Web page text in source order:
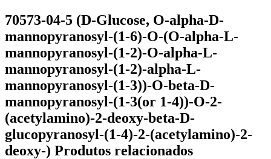
70573-04-5 (D-Glucose, O-alpha-D-
mannopyranosyl-(1-6)-O-(O-alpha-L-
mannopyranosyl-(1-2)-O-alpha-L-
mannopyranosyl-(1-2)-alpha-L-
mannopyranosyl-(1-3))-O-beta-D-
mannopyranosyl-(1-3(or 1-4))-O-2-
(acetylamino)-2-deoxy-beta-D-
glucopyranosyl-(1-4)-2-(acetylamino)-2-
deoxy-) Produtos relacionados